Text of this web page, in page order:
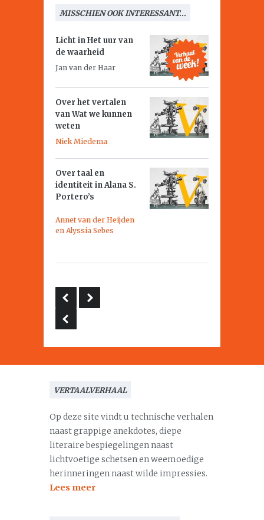
MISSCHIEN OOK INTERESSANT...
Licht inHet uur van
de waarheid
Jan van der Haar
Over het vertalen
vanWat we kunnen
weten
Niek Miedema
Over taal en
identiteit in Alana S.
Portero’s
Annet van der Heijden
en Alyssia Sebes
VERTAALVERHAAL
Op deze site vindt u technische verhalen
naast grappige anekdotes, diepe
literaire bespiegelingen naast
lichtvoetige schetsen en weemoedige
herinneringen naast wilde impressies.
Lees meer